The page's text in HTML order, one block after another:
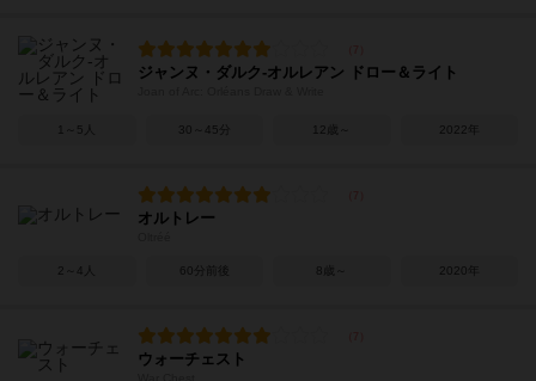
ジャンヌ・ダルク-オルレアン ドロー＆ライト
1～5人 30～45分 12歳～ 2022年
オルトレー
2～4人 60分前後 8歳～ 2020年
ウォーチェスト